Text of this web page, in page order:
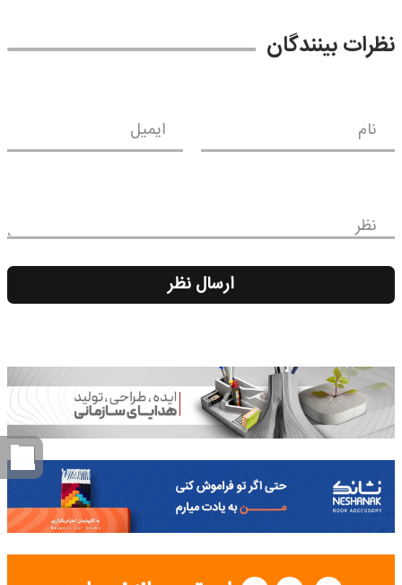
نظرات بینندگان
نام ایمیل
نظر
ارسال نظر